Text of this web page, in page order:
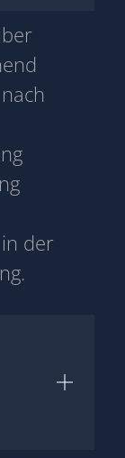
der